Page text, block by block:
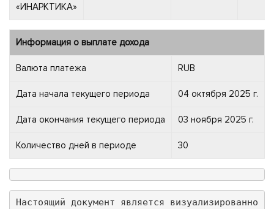
«ИНАРКТИКА»
Информация о выплате дохода
Валюта платежа RUB
Дата начала текущего периода 04 октября 2025 г.
Дата окончания текущего периода 03 ноября 2025 г.
Количество дней в периоде 30
Настоящий документ является визуализированно